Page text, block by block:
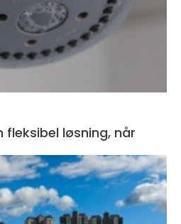
fleksibel løsning, når